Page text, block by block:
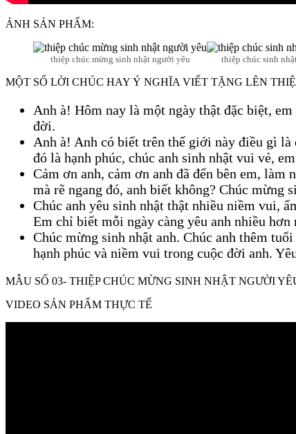
ẢNH SẢN PHẨM:
thiệp chúc mừng sinh nhật người yêu thiệp chúc sinh
MỘT SỐ LỜI CHÚC HAY Ý NGHĨA VIẾT TẶNG LÊN
Anh à! Hôm nay là một ngày thật đặc biệt,
đời.
Anh à! Anh có biết trên thế giới này điều gì
đó là hạnh phúc, chúc anh sinh nhật vui vẻ,
Cảm ơn anh, cảm ơn anh đã đến bên em,
mà rẽ ngang đó, anh biết không? Chúc mừng
Chúc anh yêu sinh nhật thật nhiều niềm vui,
Em chỉ biết mỗi ngày càng yêu anh nhiều
Chúc mừng sinh nhật anh. Chúc anh thêm
hạnh phúc và niềm vui trong cuộc đời anh.
MẪU SỐ 03- THIỆP CHÚC MỪNG SINH NHẬT NGƯỜI
VIDEO SẢN PHẨM THỰC TẾ